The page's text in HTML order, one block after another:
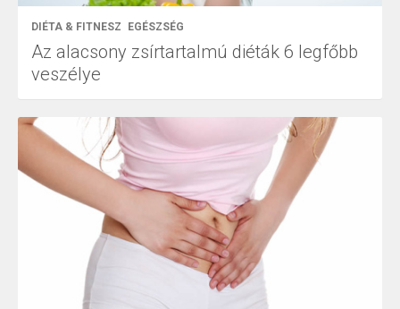
DIÉTA & FITNESZ EGÉSZSÉG
Az alacsony zsírtartalmú diéták 6 legfőbb
veszélye